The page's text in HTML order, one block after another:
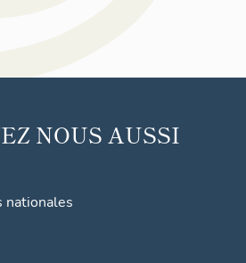
NOUS AUSSI
nationales